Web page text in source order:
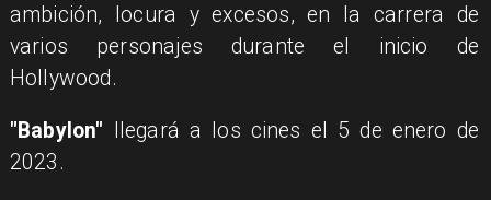
ambición, locura y excesos, en la carrera de
varios personajes durante el inicio de
Hollywood.
"Babylon" llegará a los cines el 5 de enero de
2023.